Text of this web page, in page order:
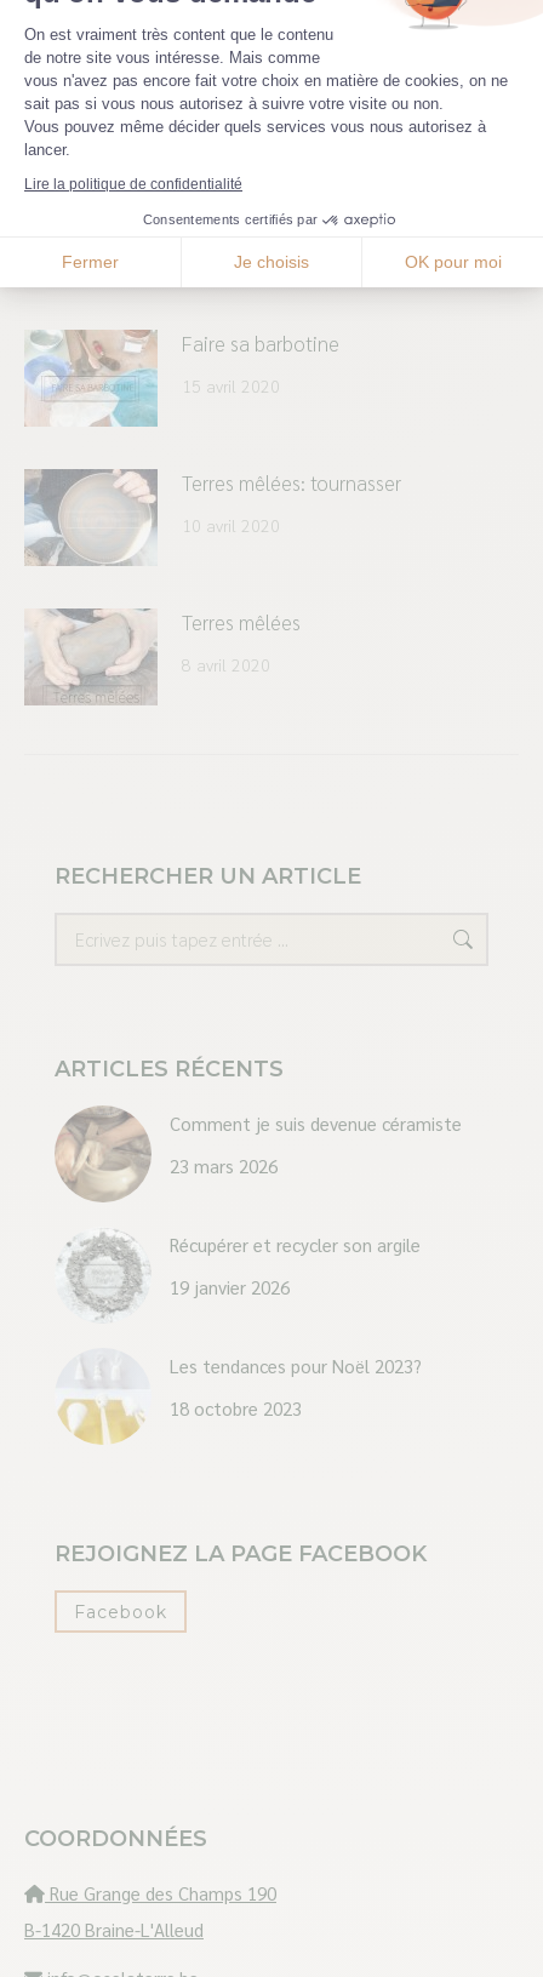
La sphère 1
25 avril 2020
Faire sa barbotine
15 avril 2020
Terres mêlées: tournasser
10 avril 2020
Terres mêlées
8 avril 2020
RECHERCHER UN ARTICLE
Recherche
ARTICLES RÉCENTS
Comment je suis devenue céramiste
23 mars 2026
Récupérer et recycler son argile
19 janvier 2026
Les tendances pour Noël 2023?
18 octobre 2023
REJOIGNEZ LA PAGE FACEBOOK
Facebook
COORDONNÉES
Rue Grange des Champs 190
B-1420 Braine-L'Alleud
Plateforme de Gestion du
On est vraiment très content que le contenu
de notre site vous intéresse. Mais comme
vous n'avez pas encore fait votre choix en matière de cookies, on ne
sait pas si vous nous autorisez à suivre votre visite ou non.
Vous pouvez même décider quels services vous nous autorisez à
lancer.
Lire la politique de confidentialité
Consentements certifiés par
Fermer Je choisis OK pour moi
Axeptio consent